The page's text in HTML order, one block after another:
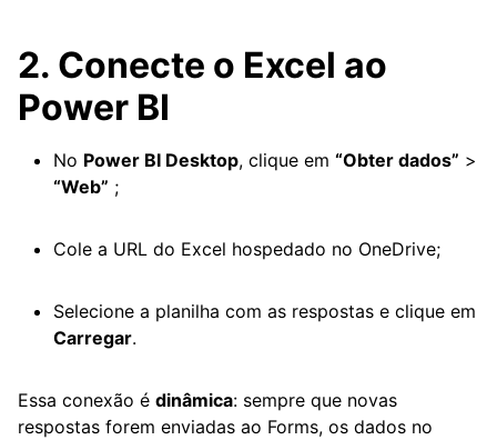
2. Conecte o Excel ao
Power BI
No Power BI Desktop, clique em “Obter dados” >
“Web” ;
Cole a URL do Excel hospedado no OneDrive;
Selecione a planilha com as respostas e clique em
Carregar.
Essa conexão é dinâmica: sempre que novas
respostas forem enviadas ao Forms, os dados no